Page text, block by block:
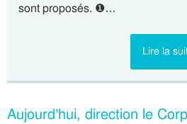
sont proposés. ❶…
Lire la
Aujourd’hui, direction le